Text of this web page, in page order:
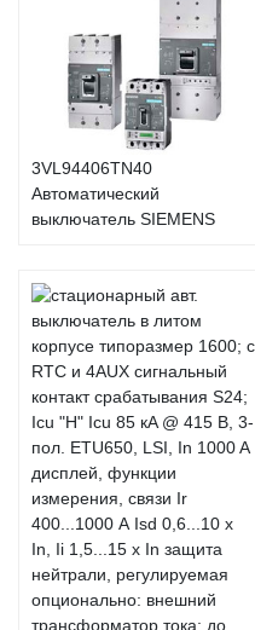
3VL94406TN40
Автоматический
выключатель SIEMENS